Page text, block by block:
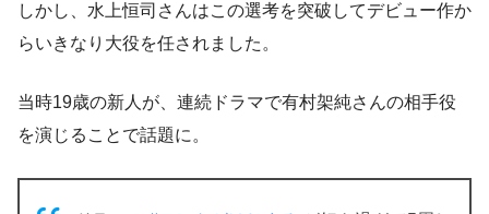
しかし、水上恒司さんはこの選考を突破してデビュー作か
らいきなり大役を任されました。
当時19歳の新人が、連続ドラマで有村架純さんの相手役
を演じることで話題に。